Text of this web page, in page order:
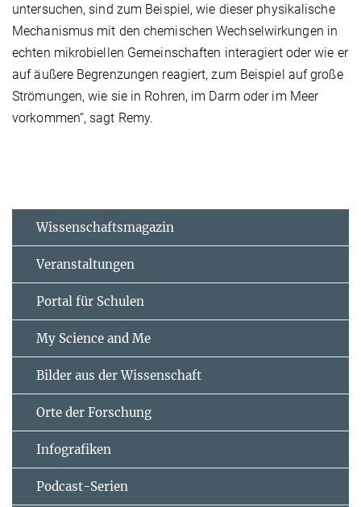
untersuchen, sind zum Beispiel, wie dieser physikalische
Mechanismus mit den chemischen Wechselwirkungen in
echten mikrobiellen Gemeinschaften interagiert oder wie er
auf äußere Begrenzungen reagiert, zum Beispiel auf große
Strömungen, wie sie in Rohren, im Darm oder im Meer
vorkommen“, sagt Remy.
Wissenschaftsmagazin
Veranstaltungen
Portal für Schulen
My Science and Me
Bilder aus der Wissenschaft
Orte der Forschung
Infografiken
Podcast-Serien